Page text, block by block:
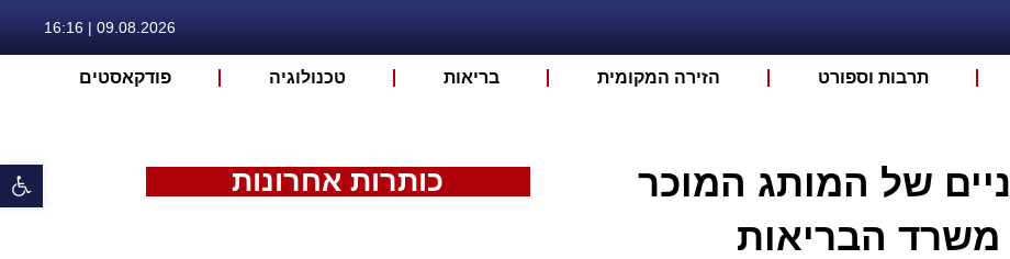
09.08.2026 | 16:16
תרבות וספורט הזירה המקומית בריאות טכנולוגיה פודקאסטים
של המותג המוכר
משרד הבריאות
כותרות אחרונות